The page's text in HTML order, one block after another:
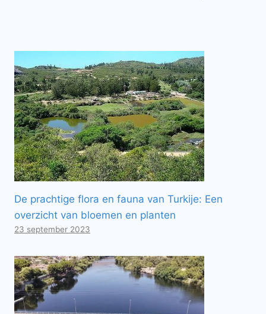
De prachtige flora en fauna van Turkije: Een
overzicht van bloemen en planten
23 september 2023